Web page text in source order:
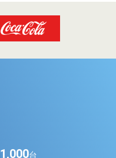
1,000台